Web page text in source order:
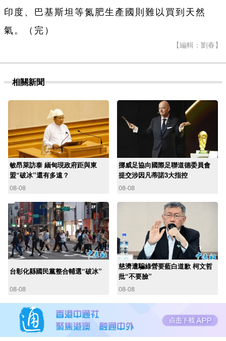
印度、巴基斯坦等氮肥生產國則難以買到天然
氣。（完）
【編輯：劉春】
相關新聞
敏昂萊訪泰 緬甸現政府距與東
盟“破冰”還有多遠？
08-08
挪威足協向國際足聯道德委員會
提交涉因凡蒂諾3大指控
08-08
台彰化縣國民黨整合輔選“破冰”
08-08
慈濟遭騙綠營要藍白道歉 柯文哲
批“不要臉”
08-08